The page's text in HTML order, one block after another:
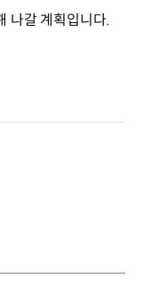
나갈 계획입니다.